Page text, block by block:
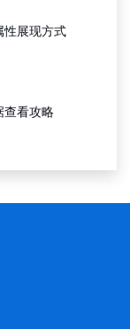
性展现方式
查看攻略